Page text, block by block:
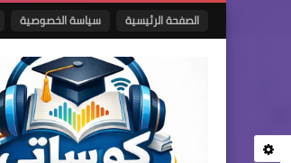
الصفحة الرئيسية سياسة الخصوصية